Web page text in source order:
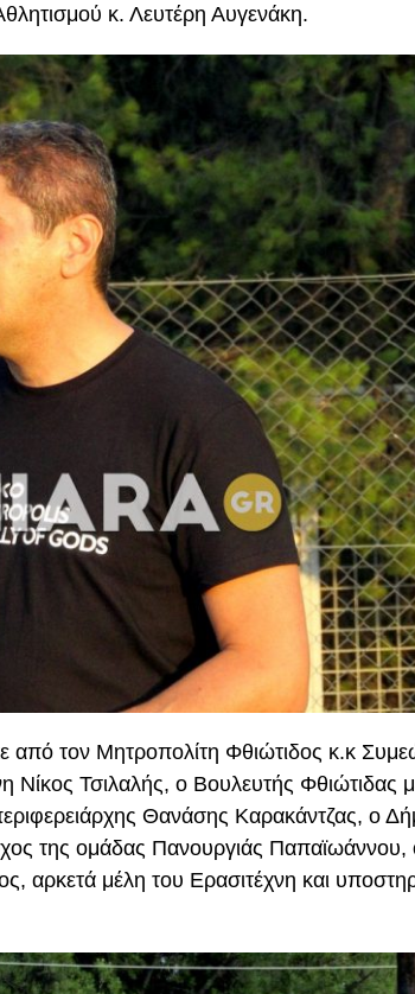
κ. Λευτέρη Αυγενάκη.
από τον Μητροπολίτη Φθιώτιδος κ.κ
Τσιλαλής, ο Βουλευτής Φθιώτιδας
Θανάσης Καρακάντζας, ο
της ομάδας Πανουργιάς Παπαϊωάννου,
αρκετά μέλη του Ερασιτέχνη και